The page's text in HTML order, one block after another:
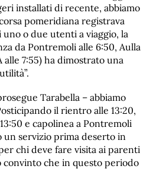
installati di recente, abbiamo
pomeridiana registrava
o due utenti a viaggio, la
da Pontremoli alle 6:50, Aulla
alle 7:55) ha dimostrato una
Tarabella – abbiamo
il rientro alle 13:20,
e capolinea a Pontremoli
un servizio prima deserto in
chi deve fare visita ai parenti
che in questo periodo